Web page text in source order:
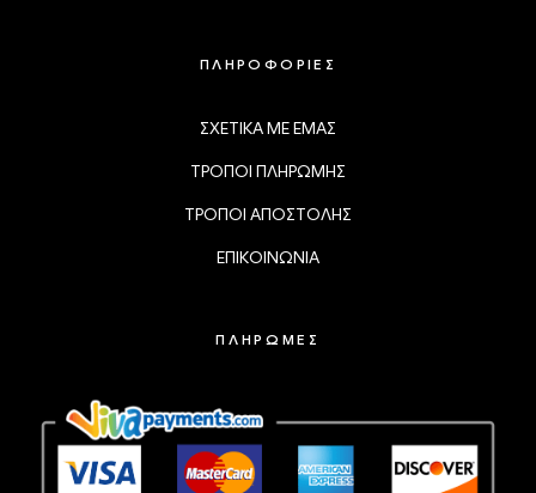
ΠΛΗΡΟΦΟΡΙΕΣ
ΣΧΕΤΙΚΑ ΜΕ ΕΜΑΣ
ΤΡΟΠΟΙ ΠΛΗΡΩΜΗΣ
ΤΡΟΠΟΙ ΑΠΟΣΤΟΛΗΣ
ΕΠΙΚΟΙΝΩΝΙΑ
ΠΛΗΡΩΜΕΣ